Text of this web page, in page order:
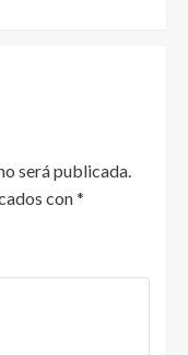
será publicada.
con*